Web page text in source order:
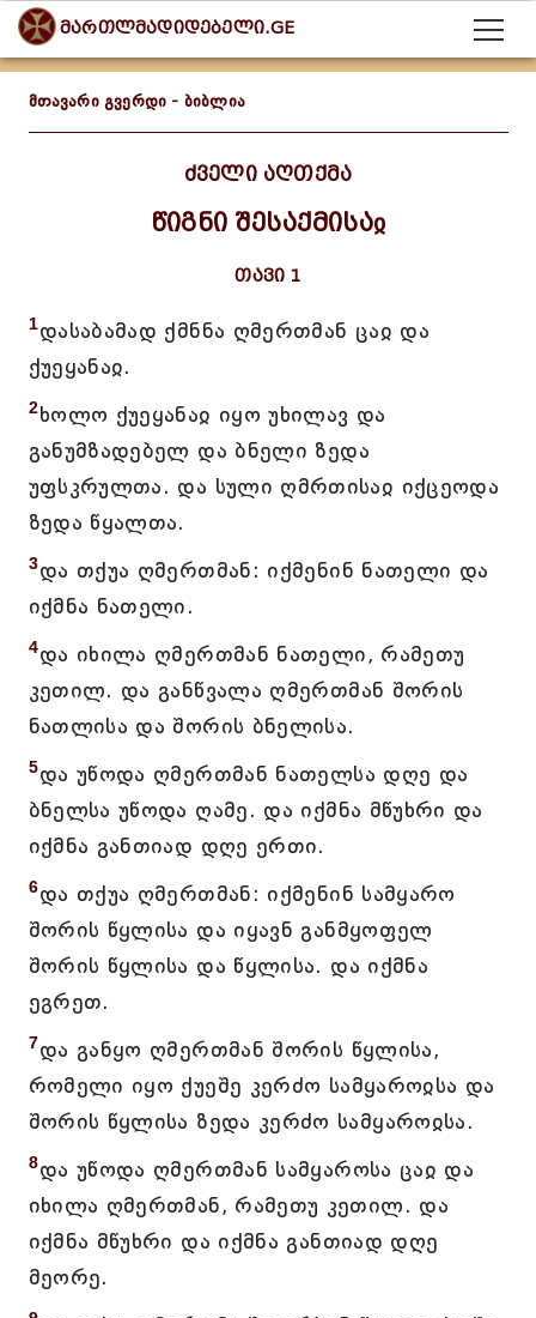
მართლმადიდებელი.GE
მთავარი გვერდი - ბიბლია
ძველი აღთქმა
წიგნი შესაქმისაჲ
თავი 1
1დასაბამად ქმნნა ღმერთმან ცაჲ და
ქუეყანაჲ.
2ხოლო ქუეყანაჲ იყო უხილავ და
განუმზადებელ და ბნელი ზედა
უფსკრულთა. და სული ღმრთისაჲ იქცეოდა
ზედა წყალთა.
3და თქუა ღმერთმან: იქმენინ ნათელი და
იქმნა ნათელი.
4და იხილა ღმერთმან ნათელი, რამეთუ
კეთილ. და განწვალა ღმერთმან შორის
ნათლისა და შორის ბნელისა.
5და უწოდა ღმერთმან ნათელსა დღე და
ბნელსა უწოდა ღამე. და იქმნა მწუხრი და
იქმნა განთიად დღე ერთი.
6და თქუა ღმერთმან: იქმენინ სამყარო
შორის წყლისა და იყავნ განმყოფელ
შორის წყლისა და წყლისა. და იქმნა
ეგრეთ.
7და განყო ღმერთმან შორის წყლისა,
რომელი იყო ქუეშე კერძო სამყაროჲსა და
შორის წყლისა ზედა კერძო სამყაროჲსა.
8და უწოდა ღმერთმან სამყაროსა ცაჲ და
იხილა ღმერთმან, რამეთუ კეთილ. და
იქმნა მწუხრი და იქმნა განთიად დღე
მეორე.